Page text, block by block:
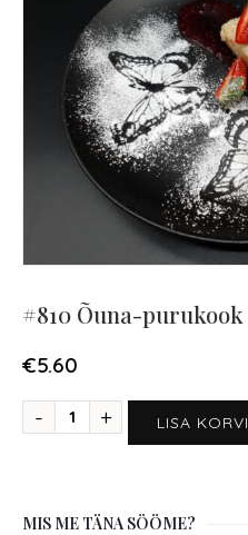
#810 Õuna-purukook
€5.60
LISA KORVI
MIS ME TÄNA SÖÖME?